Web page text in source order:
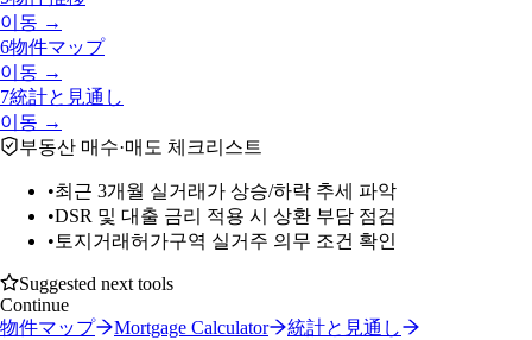
이동 →
6物件マップ
이동 →
7統計と見通し
이동 →
부동산 매수·매도 체크리스트
•최근 3개월 실거래가 상승/하락 추세 파악
•DSR 및 대출 금리 적용 시 상환 부담 점검
• 토지거래허가구역 실거주 의무 조건 확인
Suggested next tools
Continue
物件マップ
Mortgage Calculator
統計と見通し